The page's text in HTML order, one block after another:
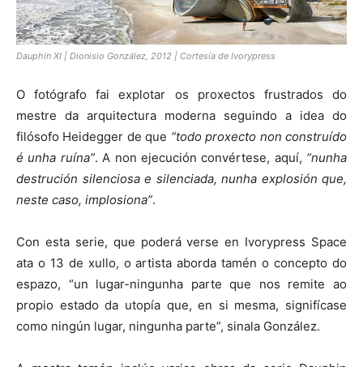
Dauphin XI | Dionisio González, 2012 | Cortesía de Ivorypress
O fotógrafo fai explotar os proxectos frustrados do
mestre da arquitectura moderna seguindo a idea do
filósofo Heidegger de que “todo proxecto non construído
é unha ruína”. A non ejecución convértese, aquí, “nunha
destrución silenciosa e silenciada, nunha explosión que,
neste caso, implosiona”.
Con esta serie, que poderá verse en Ivorypress Space
ata o 13 de xullo, o artista aborda tamén o concepto do
espazo, “un lugar-ningunha parte que nos remite ao
propio estado da utopía que, en si mesma, signifícase
como ningún lugar, ningunha parte”, sinala González.